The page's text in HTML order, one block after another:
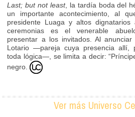
Last; but not least, la tardía boda del
un importante acontecimiento, al
presidente Luaga y altos
ceremonias es el venerable
presentar a los invitados. Al
Lotario —pareja cuya presencia allí,
toda lógica—, se limita a decir:
negro.
Ver más Universo